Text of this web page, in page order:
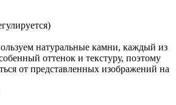
натуральные камни, каждый из
оттенок и текстуру, поэтому
от представленных изображений на